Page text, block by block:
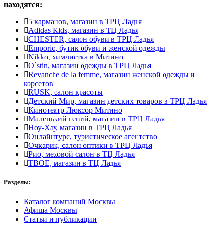
находятся:
5 карманов, магазин в ТРЦ Ладья
Adidas Kids, магазин в ТЦ Ладья
CHESTER, салон обуви в ТРЦ Ладья
Emporio, бутик обуви и женской одежды
Nikko, химчистка в Митино
O`stin, магазин одежды в ТРЦ Ладья
Revanche de la femme, магазин женской одежды и
корсетов
RUSK, салон красоты
Детский Мир, магазин детских товаров в ТРЦ Ладья
Кинотеатр Люксор Митино
Маленький гений, магазин в ТРЦ Ладья
Ноу-Хау, магазин в ТРЦ Ладья
Онлайнтурс, туристическое агентство
Очкарик, салон оптики в ТРЦ Ладья
Рио, меховой салон в ТЦ Ладья
ТВОЕ, магазин в ТЦ Ладья
Разделы:
Каталог компаний Москвы
Афиша Москвы
Статьи и публикации